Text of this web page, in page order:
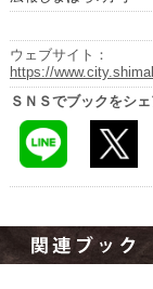
ウェブサイト：
https://
ＳＮＳでブックをシェ
関連遺産
大学・専門学校
ハイスクールナ
小・中学校ナビ
いきebooks